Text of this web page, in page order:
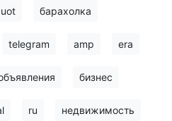
барахолка
telegram amp era
бизнес
ru недвижимость